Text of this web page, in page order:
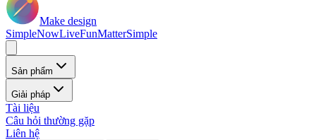
Make design
SimpleNowLiveFunMatterSimple
Sản phẩm
Giải pháp
Tài liệu
Câu hỏi thường gặp
Liên hệ